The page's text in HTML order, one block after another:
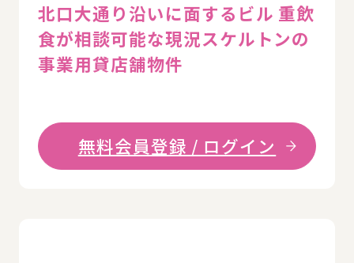
北口大通り沿いに面するビル 重飲
食が相談可能な現況スケルトンの
事業用貸店舗物件
無料会員登録 / ログイン